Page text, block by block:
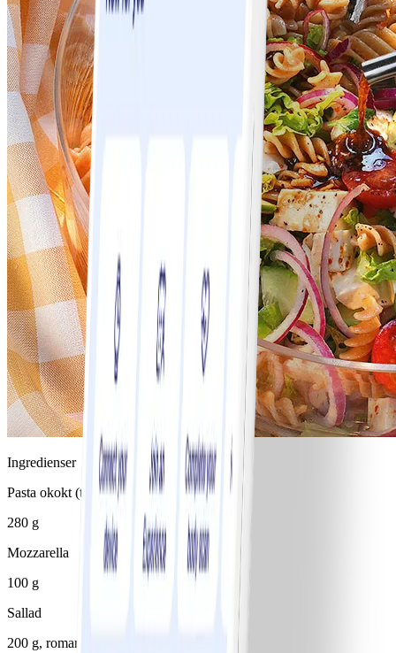
Ingredienser
Pasta okokt (typ penne)
280 g
Mozzarella
100 g
Sallad
200 g, romansallad 1 huvud